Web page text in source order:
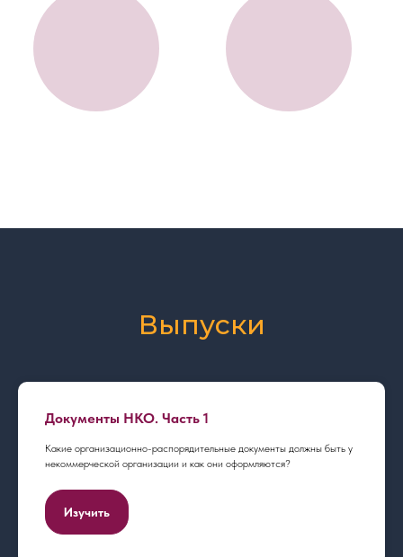
Выпуски
Документы НКО. Часть 1
Какие организационно-распорядительные документы должны быть у
некоммерческой организации и как они оформляются?
Изучить